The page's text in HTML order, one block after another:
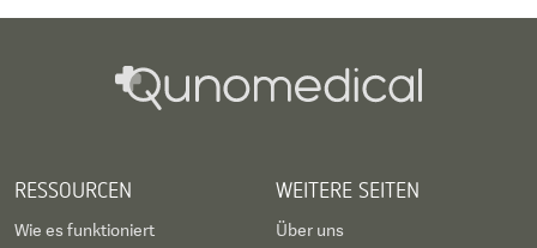
RESSOURCEN
Wie es funktioniert
WEITERE SEITEN
Über uns